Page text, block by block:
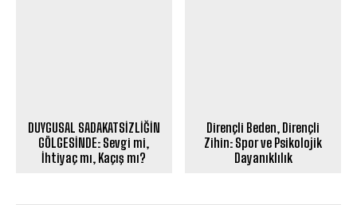
DUYGUSAL SADAKATSİZLİĞİN
GÖLGESİNDE: Sevgi mi,
İhtiyaç mı, Kaçış mı?
Dirençli Beden, Dirençli
Zihin: Spor ve Psikolojik
Dayanıklılık